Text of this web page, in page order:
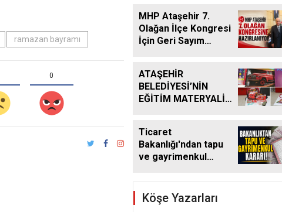
ramazan bayramı
0
MHP Ataşehir 7.
Olağan İlçe Kongresi
İçin Geri Sayım
ATAŞEHİR
BELEDİYESİ’NİN
EĞİTİM MATERYALİ
SÜRÜYOR
Ticaret
Bakanlığı'ndan tapu
ve gayrimenkul
atlayan satış
yapamayacak
Köşe Yazarları